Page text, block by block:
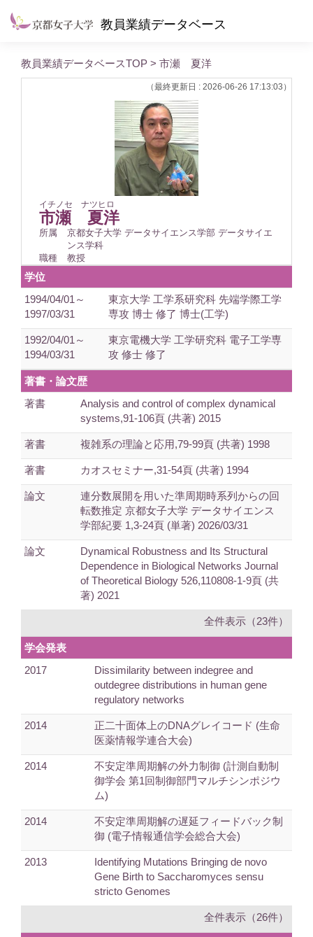
教員業績データベース
教員業績データベースTOP > 市瀬 夏洋
（最終更新日 : 2026-06-26 17:13:03）
イチノセ ナツヒロ
市瀬 夏洋
所属
京都女子大学 データサイエンス学部 データサイエ
ンス学科
職種
教授
学位
1994/04/01～
1997/03/31
東京大学 工学系研究科 先端学際工学
専攻 博士 修了 博士(工学)
1992/04/01～
1994/03/31
東京電機大学 工学研究科 電子工学専
攻 修士 修了
著書・論文歴
著書
Analysis and control of complex dynamical
systems,91-106頁 (共著) 2015
著書 複雑系の理論と応用,79-99頁 (共著) 1998
著書 カオスセミナー,31-54頁 (共著) 1994
論文
連分数展開を用いた準周期時系列からの回
転数推定 京都女子大学 データサイエンス
学部紀要 1,3-24頁 (単著) 2026/03/31
論文
Dynamical Robustness and Its Structural
Dependence in Biological Networks Journal
of Theoretical Biology 526,110808-1-9頁 (共
著) 2021
全件表示（23件）
学会発表
2017
Dissimilarity between indegree and
outdegree distributions in human gene
regulatory networks
2014
正二十面体上のDNAグレイコード (生命
医薬情報学連合大会)
2014
不安定準周期解の外力制御 (計測自動制
御学会 第1回制御部門マルチシンポジウ
ム)
2014
不安定準周期解の遅延フィードバック制
御 (電子情報通信学会総合大会)
2013
Identifying Mutations Bringing de novo
Gene Birth to Saccharomyces sensu
stricto Genomes
全件表示（26件）